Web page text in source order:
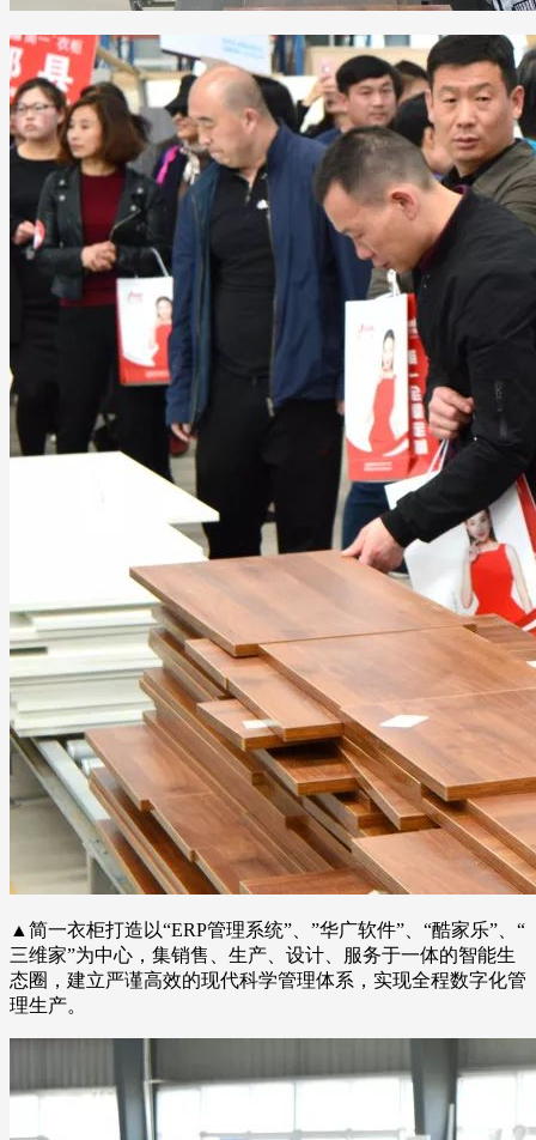
▲简一衣柜打造以“ERP管理系统”、”华广软件”、“酷家乐”、“
三维家”为中心，集销售、生产、设计、服务于一体的智能生
态圈，建立严谨高效的现代科学管理体系，实现全程数字化管
理生产。